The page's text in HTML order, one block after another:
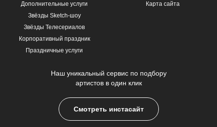
Дополнительные услуги
Звёзды Sketch-шоу
Звёзды Телесериалов
Корпоративный праздник
Праздничные услуги
Карта сайта
Наш уникальный сервис по подбору
артистов в один клик
Смотреть инстасайт